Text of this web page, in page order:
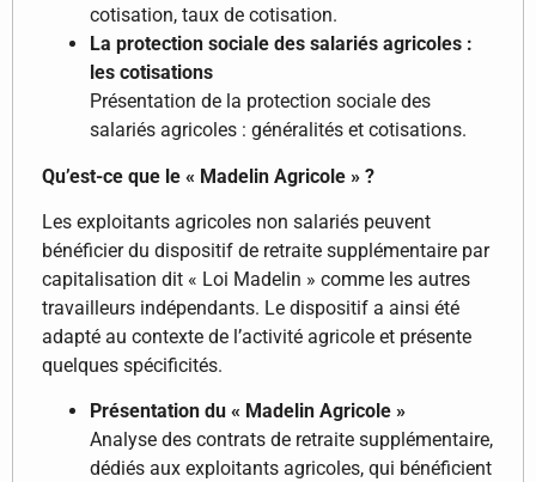
cotisation, taux de cotisation.
La protection sociale des salariés agricoles :
les cotisations
Présentation de la protection sociale des
salariés agricoles : généralités et cotisations.
Qu’est-ce que le « Madelin Agricole » ?
Les exploitants agricoles non salariés peuvent
bénéficier du dispositif de retraite supplémentaire par
capitalisation dit « Loi Madelin » comme les autres
travailleurs indépendants. Le dispositif a ainsi été
adapté au contexte de l’activité agricole et présente
quelques spécificités.
Présentation du « Madelin Agricole »
Analyse des contrats de retraite supplémentaire,
dédiés aux exploitants agricoles, qui bénéficient